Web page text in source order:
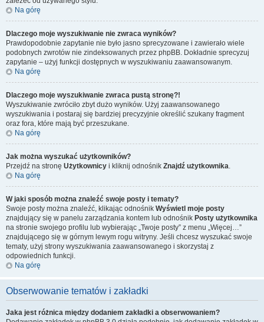
Na górę
Dlaczego moje wyszukiwanie nie zwraca wyników?
Prawdopodobnie zapytanie nie było jasno sprecyzowane i zawierało wiele
podobnych zwrotów nie zindeksowanych przez phpBB. Dokładnie sprecyzuj
zapytanie – użyj funkcji dostępnych w wyszukiwaniu zaawansowanym.
Na górę
Dlaczego moje wyszukiwanie zwraca pustą stronę?!
Wyszukiwanie zwróciło zbyt dużo wyników. Użyj zaawansowanego
wyszukiwania i postaraj się bardziej precyzyjnie określić szukany fragment
oraz fora, które mają być przeszukane.
Na górę
Jak można wyszukać użytkowników?
Przejdź na stronę Użytkownicy i kliknij odnośnik Znajdź użytkownika.
Na górę
W jaki sposób można znaleźć swoje posty i tematy?
Swoje posty można znaleźć, klikając odnośnik Wyświetl moje posty
znajdujący się w panelu zarządzania kontem lub odnośnik Posty użytkownika
na stronie swojego profilu lub wybierając „Twoje posty” z menu „Więcej…”
znajdującego się w górnym lewym rogu witryny. Jeśli chcesz wyszukać swoje
tematy, użyj strony wyszukiwania zaawansowanego i skorzystaj z
odpowiednich funkcji.
Na górę
Obserwowanie tematów i zakładki
Jaka jest różnica między dodaniem zakładki a obserwowaniem?